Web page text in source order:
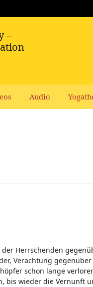
Audio
Herrschenden
Verachtung
schon lange
bis wieder die Vernunft